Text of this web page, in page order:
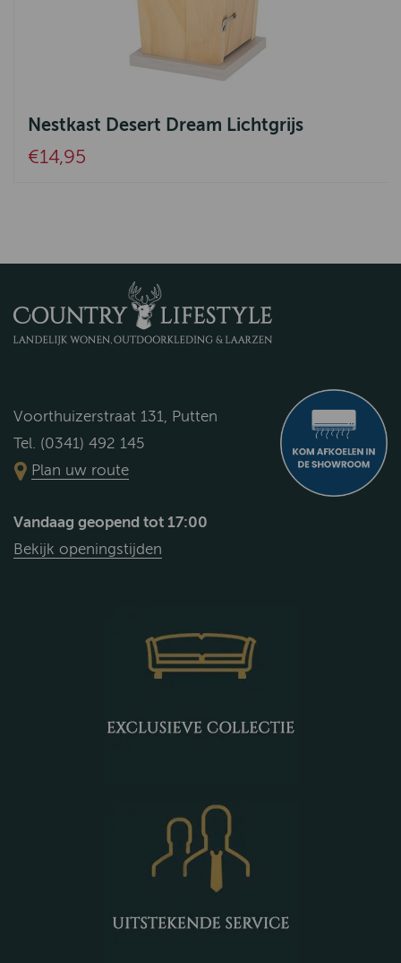
Nestkast Desert Dream Lichtgrijs
€14,95
Voorthuizerstraat 131, Putten
Tel. (0341) 492 145
Plan uw route
Vandaag geopend tot 17:00
Bekijk openingstijden